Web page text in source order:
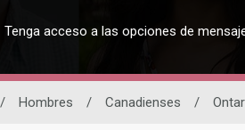
Tenga acceso a las opciones de
/ Hombres / Canadienses /